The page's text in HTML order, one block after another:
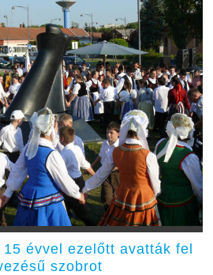
évvel ezelőtt avatták fel
szobrot